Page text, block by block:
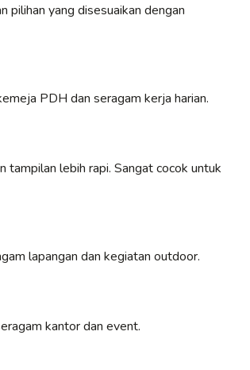
pilihan yang disesuaikan dengan
PDH dan seragam kerja harian.
tampilan lebih rapi. Sangat cocok untuk
lapangan dan kegiatan outdoor.
kantor dan event.